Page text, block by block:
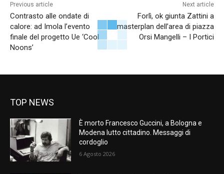
Previous article
Contrasto alle ondate di
calore: ad Imola l’evento
finale del progetto Ue ‘Cool
Noons’
Next article
Forlì, ok giunta Zattini a
masterplan dell’area di piazza
Orsi Mangelli – I Portici
TOP NEWS
È morto Francesco Guccini, a Bologna e
Modena lutto cittadino. Messaggi di
cordoglio
6 Agosto 2026